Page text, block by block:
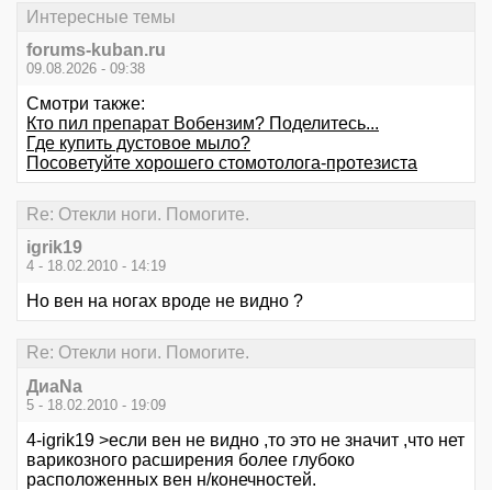
Интересные темы
forums-kuban.ru
09.08.2026 - 09:38
Смотри также:
Кто пил препарат Вобензим? Поделитесь...
Где купить дустовое мыло?
Посоветуйте хорошего стомотолога-протезиста
Re: Отекли ноги. Помогите.
igrik19
4 - 18.02.2010 - 14:19
Но вен на ногах вроде не видно ?
Re: Отекли ноги. Помогите.
ДиаNa
5 - 18.02.2010 - 19:09
4-igrik19 >если вен не видно ,то это не значит ,что нет
варикозного расширения более глубоко
расположенных вен н/конечностей.